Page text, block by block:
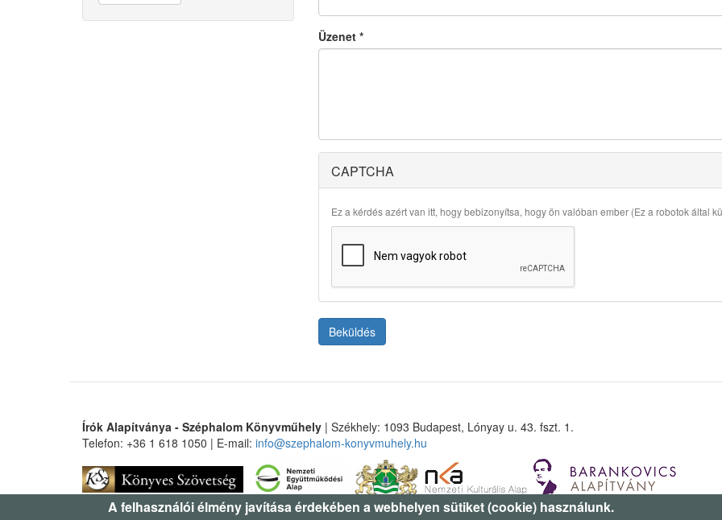
Üzenet *
CAPTCHA
Ez a kérdés azért van itt, hogy bebizonyítsa, hogy ön valóban ember (Ez a robotok által
Beküldés
Írók Alapítványa - Széphalom Könyvműhely | Székhely: 1093 Budapest, Lónyay u. 43. fszt. 1.
Telefon: +36 1 618 1050 | E-mail: info@szephalom-konyvmuhely.hu
A felhasználói élmény javítása érdekében a webhelyen sütiket (cookie) használunk.